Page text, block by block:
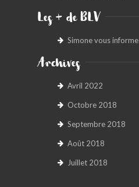
Les + de BLV
Simone vous informe
Archives
Avril 2022
Octobre 2018
Septembre 2018
Août 2018
Juillet 2018